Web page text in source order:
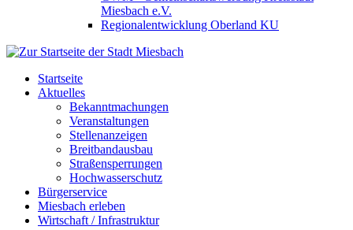
Miesbach e.V.
Regionalentwicklung Oberland KU
Startseite
Aktuelles
Bekanntmachungen
Veranstaltungen
Stellenanzeigen
Breitbandausbau
Straßensperrungen
Hochwasserschutz
Bürgerservice
Miesbach erleben
Wirtschaft / Infrastruktur